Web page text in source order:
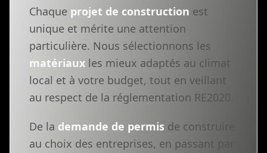
Chaque projet de construction est
unique et mérite une attention
particulière. Nous sélectionnons les
matériaux les mieux adaptés au climat
local et à votre budget, tout en veillant
au respect de la réglementation RE2020.
De la demande de permis de construire
au choix des entreprises, en passant par